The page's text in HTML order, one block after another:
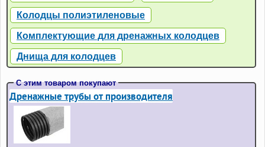
Колодцы полиэтиленовые
Комплектующие для дренажных колодцев
Днища для колодцев
С этим товаром покупают
Дренажные трубы от производителя